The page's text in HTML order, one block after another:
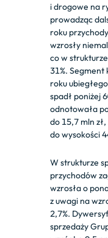
i drogowe na
prowadząc
roku
wzrosły
co w
31%.
roku
spadł poniżej
odnotowała
do 15,7 mln
do wysokości
W strukturze
przychodów
wzrosła o
z uwagi na
2,7%.
sprzedaży